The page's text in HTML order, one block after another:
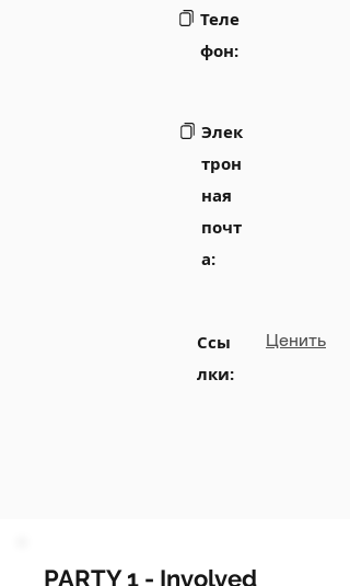
Теле
фон:
Элек
трон
ная
почт
а:
Ссы
лки:
Ценить
PARTY 1 - Involved